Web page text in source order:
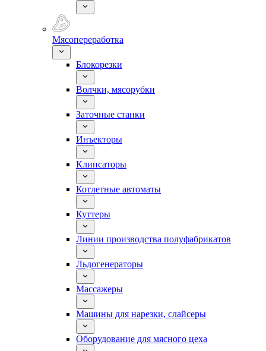
Мясопереработка
Блокорезки
Волчки, мясорубки
Заточные станки
Инъекторы
Клипсаторы
Котлетные автоматы
Куттеры
Линии производства полуфабрикатов
Льдогенераторы
Массажеры
Машины для нарезки, слайсеры
Оборудование для мясного цеха